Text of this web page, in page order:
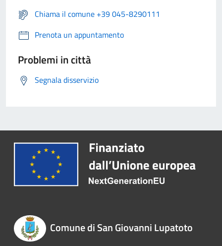
Chiama il comune +39 045-8290111
Prenota un appuntamento
Problemi in città
Segnala disservizio
Comune di San Giovanni Lupatoto